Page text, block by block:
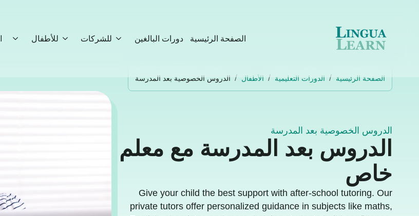
الصفحة الرئيسية دورات البالغين للشركات للأطفال
الصفحة الرئيسية الدورات التعليمية الأطفال الدروس الخصوصية بعد المدرسة
الدروس الخصوصية بعد المدرسة
الدروس بعد المدرسة مع معلم
خاص
Give your child the best support with after-school tutoring. Our
private tutors offer personalized guidance in subjects like maths,